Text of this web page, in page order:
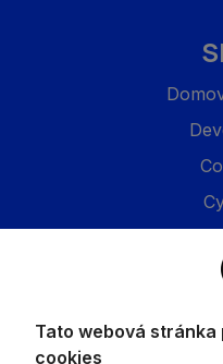
Tato webová stránka
cookies